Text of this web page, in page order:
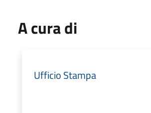
A cura di
Ufficio Stampa